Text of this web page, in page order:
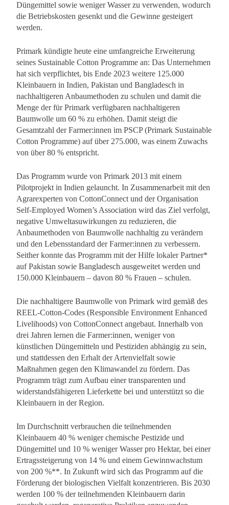
Düngemittel sowie weniger Wasser zu verwenden, wodurch
die Betriebskosten gesenkt und die Gewinne gesteigert
werden.
Primark kündigte heute eine umfangreiche Erweiterung
seines Sustainable Cotton Programme an: Das Unternehmen
hat sich verpflichtet, bis Ende 2023 weitere 125.000
Kleinbauern in Indien, Pakistan und Bangladesch in
nachhaltigeren Anbaumethoden zu schulen und damit die
Menge der für Primark verfügbaren nachhaltigeren
Baumwolle um 60 % zu erhöhen. Damit steigt die
Gesamtzahl der Farmer:innen im PSCP (Primark Sustainable
Cotton Programme) auf über 275.000, was einem Zuwachs
von über 80 % entspricht.
Das Programm wurde von Primark 2013 mit einem
Pilotprojekt in Indien gelauncht. In Zusammenarbeit mit den
Agrarexperten von CottonConnect und der Organisation
Self-Employed Women’s Association wird das Ziel verfolgt,
negative Umweltasuwirkungen zu reduzieren, die
Anbaumethoden von Baumwolle nachhaltig zu verändern
und den Lebensstandard der Farmer:innen zu verbessern.
Seither konnte das Programm mit der Hilfe lokaler Partner*
auf Pakistan sowie Bangladesch ausgeweitet werden und
150.000 Kleinbauern – davon 80 % Frauen – schulen.
Die nachhaltigere Baumwolle von Primark wird gemäß des
REEL-Cotton-Codes (Responsible Environment Enhanced
Livelihoods) von CottonConnect angebaut. Innerhalb von
drei Jahren lernen die Farmer:innen, weniger von
künstlichen Düngemitteln und Pestiziden abhängig zu sein,
und stattdessen den Erhalt der Artenvielfalt sowie
Maßnahmen gegen den Klimawandel zu fördern. Das
Programm trägt zum Aufbau einer transparenten und
widerstandsfähigeren Lieferkette bei und unterstützt so die
Kleinbauern in der Region.
Im Durchschnitt verbrauchen die teilnehmenden
Kleinbauern 40 % weniger chemische Pestizide und
Düngemittel und 10 % weniger Wasser pro Hektar, bei einer
Ertragssteigerung von 14 % und einem Gewinnwachstum
von 200 %**. In Zukunft wird sich das Programm auf die
Förderung der biologischen Vielfalt konzentrieren. Bis 2030
werden 100 % der teilnehmenden Kleinbauern darin